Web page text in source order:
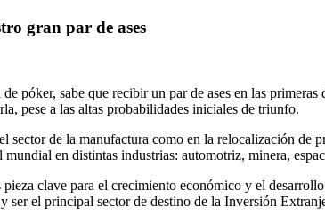
gran par de ases
póker, sabe que recibir un par de ases en las
pese a las altas probabilidades iniciales de triunfo.
de la manufactura como en la relocalización de
en distintas industrias: automotriz, minera,
pieza clave para el crecimiento económico y el
ser el principal sector de destino de la Inversión